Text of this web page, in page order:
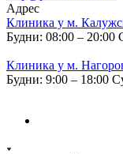
Адрес
Клиника у м.
Будни: 08:00 – 20:00
Клиника у м.
Будни: 9:00 – 18:00